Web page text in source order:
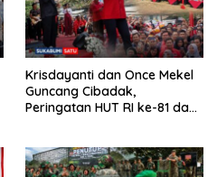
Krisdayanti dan Once Mekel
Guncang Cibadak,
Peringatan HUT RI ke-81 dan